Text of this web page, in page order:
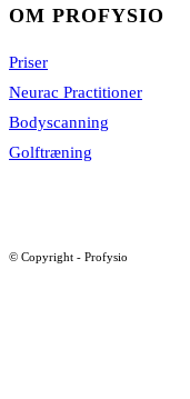
OM PROFYSIO
Priser
Neurac Practitioner
Bodyscanning
Golftræning
© Copyright - Profysio